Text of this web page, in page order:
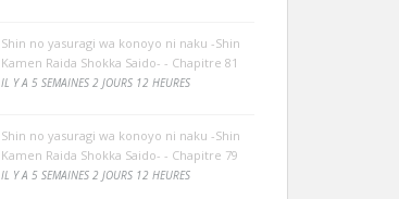
Shin no yasuragi wa konoyo ni naku -Shin
Kamen Raida Shokka Saido- - Chapitre 81
IL Y A 5 SEMAINES 2 JOURS 12 HEURES
Shin no yasuragi wa konoyo ni naku -Shin
Kamen Raida Shokka Saido- - Chapitre 79
IL Y A 5 SEMAINES 2 JOURS 12 HEURES